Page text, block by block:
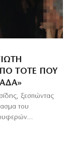
ΤΌΤΕ ΠΟΥ
ξεσπώντας
του